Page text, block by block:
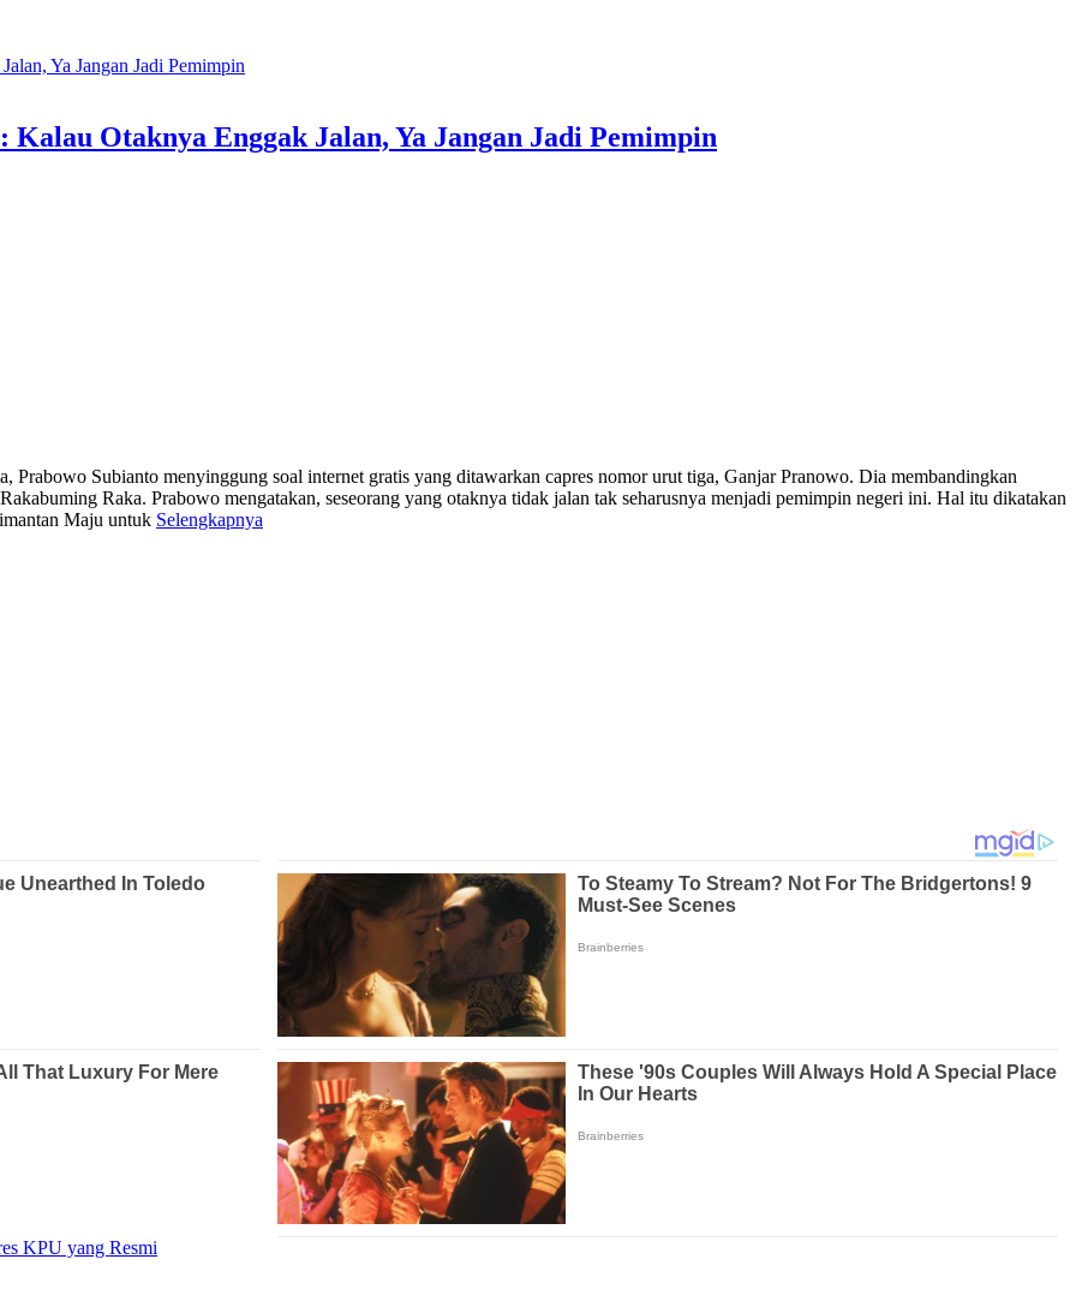
Otaknya Enggak Jalan, Ya Jangan Jadi Pemimpin
Subianto menyinggung soal internet gratis yang ditawarkan capres nomor urut tiga, Ganjar Pranowo. Dia membandingkan
Raka. Prabowo mengatakan, seseorang yang otaknya tidak jalan tak seharusnya menjadi pemimpin negeri ini. Hal itu dikatakan
Maju untuk Selengkapnya